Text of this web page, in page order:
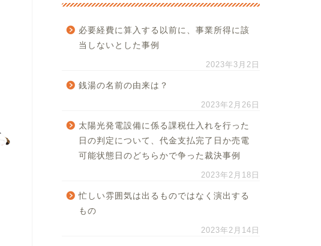
必要経費に算入する以前に、事業所得に該
当しないとした事例
2023年3月2日
銭湯の名前の由来は？
2023年2月26日
太陽光発電設備に係る課税仕入れを行った
日の判定について、代金支払完了日か売電
可能状態日のどちらかで争った裁決事例
2023年2月18日
忙しい雰囲気は出るものではなく演出する
もの
2023年2月14日